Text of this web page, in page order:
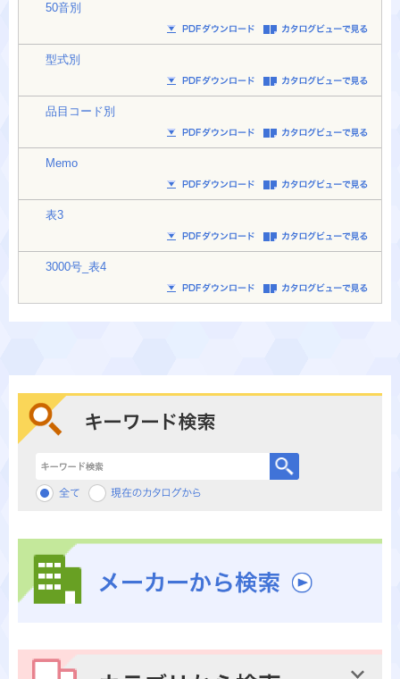
50音別
型式別
品目コード別
Memo
表3
3000号_表4
キーワード検索